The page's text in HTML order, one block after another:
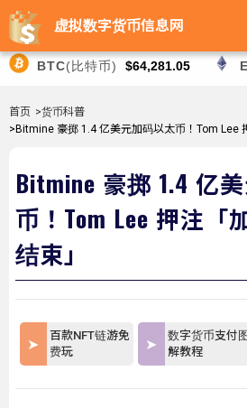
虚拟数字货币信息网
BTC(比特币) $64,281.05
首页 >货币科普
>Bitmine 豪掷 1.4 亿美元加码以太币！Tom Lee
Bitmine 豪掷 1.4 亿
币！Tom Lee 押注「
结束」
百款NFT链游免
费玩
数字货币支付图
解教程